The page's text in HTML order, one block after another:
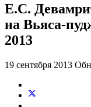
Е.С.
на Вьяса-
2013
19 сентября 2013